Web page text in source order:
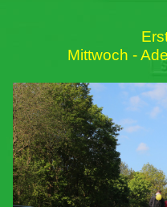
Mittwoch -